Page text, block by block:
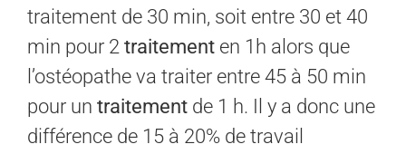
traitement de 30 min, soit entre 30 et 40
min pour 2 traitement en 1h alors que
l’ostéopathe va traiter entre 45 à 50 min
pour un traitement de 1 h. Il y a donc une
différence de 15 à 20% de travail